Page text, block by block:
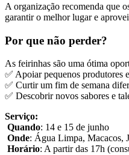
A organização recomenda que
garantir o melhor lugar e
Por que não perder?
As feirinhas são uma ótima
✅ Apoiar pequenos produtores
✅ Curtir um fim de semana
✅ Descobrir novos sabores e
Serviço:
Quando: 14 e 15 de junho
Onde: Água Limpa, Macacos,
Horário: A partir das 17h